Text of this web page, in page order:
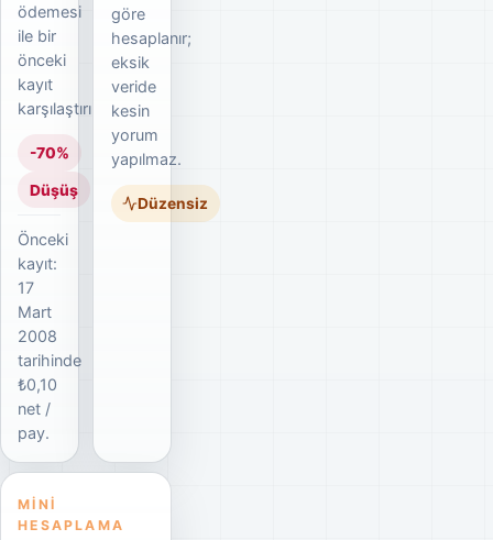
ödemesi
ile bir
önceki
kayıt
karşılaştırılır.
-70%
Düşüş
Önceki
kayıt:
17
Mart
2008
tarihinde
₺0,10
net /
pay.
göre
hesaplanır;
eksik
veride
kesin
yorum
yapılmaz.
Düzensiz
MINI
HESAPLAMA